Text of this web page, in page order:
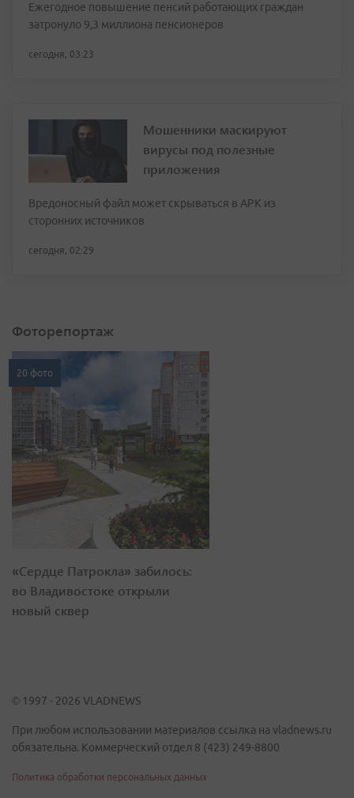
Ежегодное повышение пенсий работающих граждан
затронуло 9,3 миллиона пенсионеров
сегодня, 03:23
Мошенники маскируют
вирусы под полезные
приложения
Вредоносный файл может скрываться в APK из
сторонних источников
сегодня, 02:29
Фоторепортаж
20 фото
«Сердце Патрокла» забилось:
во Владивостоке открыли
новый сквер
© 1997 - 2026 VLADNEWS
При любом использовании материалов ссылка на vladnews.ru
обязательна. Коммерческий отдел 8 (423) 249-8800
Политика обработки персональных данных